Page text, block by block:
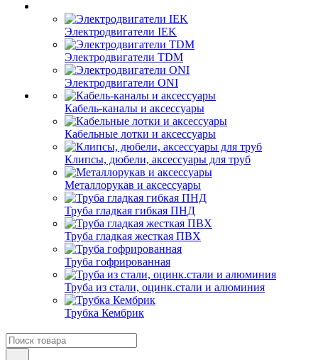
Электродвигатели IEK
Электродвигатели TDM
Электродвигатели ONI
Кабель-каналы и аксессуары
Кабельные лотки и аксессуары
Клипсы, дюбели, аксессуары для труб
Металлорукав и аксессуары
Труба гладкая гибкая ПНД
Труба гладкая жесткая ПВХ
Труба гофрированная
Труба из стали, оцинк.стали и алюминия
Трубка Кембрик